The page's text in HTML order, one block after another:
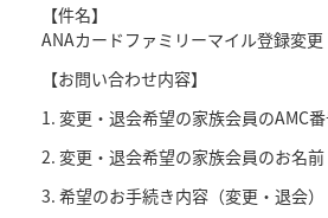
【件名】
ANAカードファミリーマイル登録変更
【お問い合わせ内容】
変更・退会希望の家族会員のAMC
変更・退会希望の家族会員のお名前
希望のお手続き内容（変更・退会）